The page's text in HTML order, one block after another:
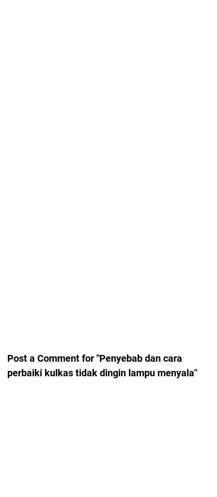
Post a Comment for "Penyebab dan cara
perbaiki kulkas tidak dingin lampu menyala"